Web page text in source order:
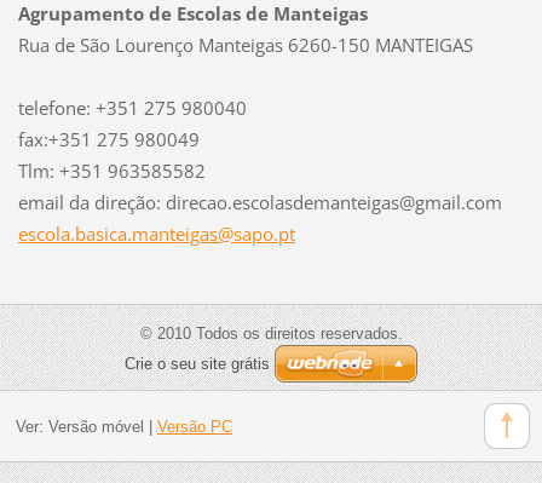
Agrupamento de Escolas de Manteigas
Rua de São Lourenço Manteigas 6260-150 MANTEIGAS
telefone: +351 275 980040
fax:+351 275 980049
Tlm: +351 963585582
email da direção: direcao.escolasdemanteigas@gmail.com
escola.basica.manteigas@sapo.pt
© 2010 Todos os direitos reservados.
Crie o seu site grátis
Ver: Versão móvel Versão PC